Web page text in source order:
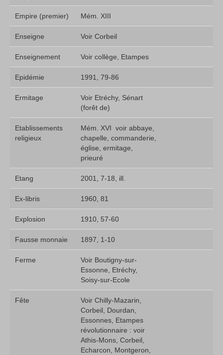
Empire (premier) Mém. XIII
Enseigne Voir Corbeil
Enseignement Voir collège, Etampes
Epidémie 1991, 79-86
Ermitage
Voir Etréchy, Sénart
(forêt de)
Etablissements
religieux
Mém. XVI  voir abbaye,
chapelle, commanderie,
église, ermitage,
prieuré
Etang 2001, 7-18, ill.
Ex-libris 1960, 81
Explosion 1910, 57-60
Fausse monnaie 1897, 1-10
Ferme
Voir Boutigny-sur-
Essonne, Etréchy,
Soisy-sur-Ecole
Fête
Voir Chilly-Mazarin,
Corbeil, Dourdan,
Essonnes, Etampes 
révolutionnaire : voir
Athis-Mons, Corbeil,
Echarcon, Montgeron,